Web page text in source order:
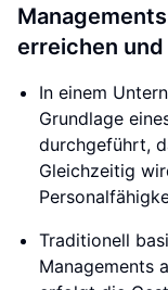
erreichen
In einem
Grundlage
durchgeführt,
Gleichzeitig
Traditionell
Managements